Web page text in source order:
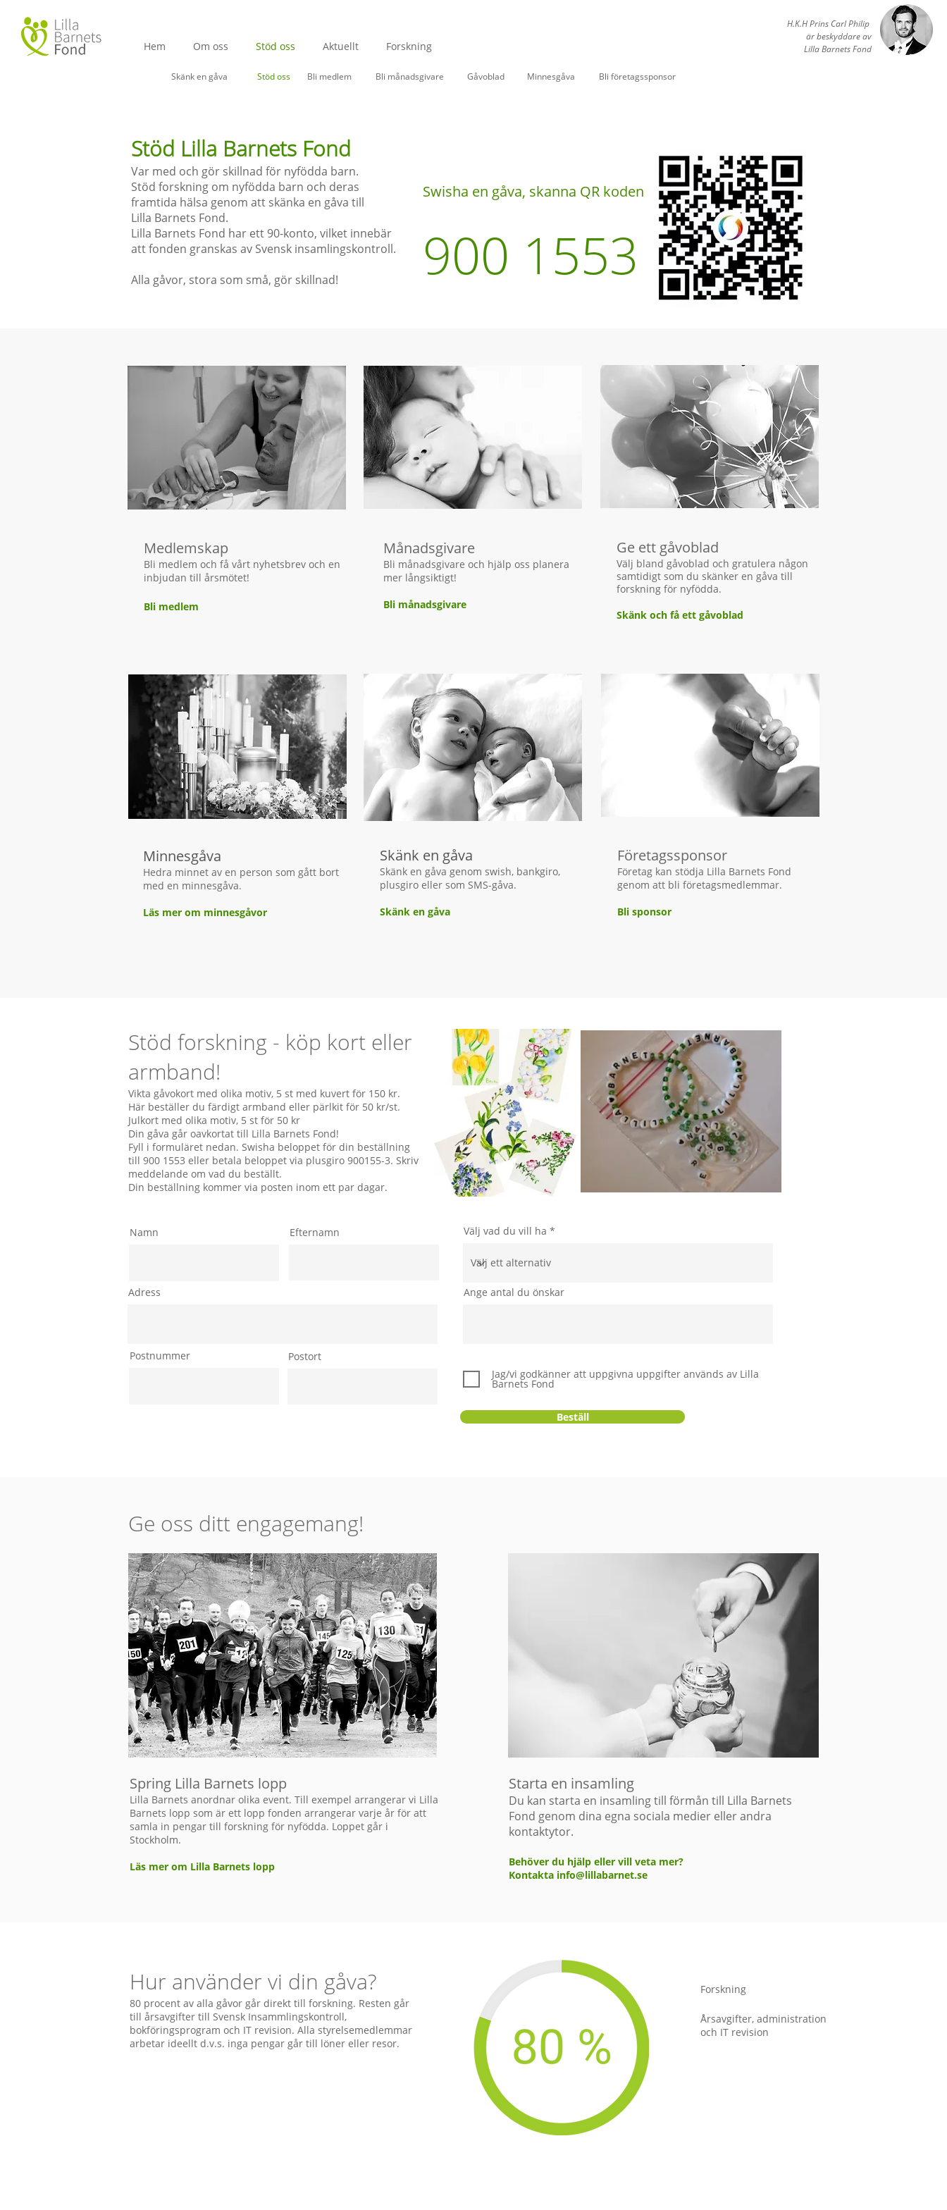
Hem Om oss Stöd oss Aktuellt Forskning
H.K.H Prins Carl Philip
är beskyddare av
Lilla Barnets Fond
Skänk en gåva Stöd oss Bli medlem Bli månadsgivare Gåvoblad Minnesgåva Bli företagssponsor
Stöd Lilla Barnets Fond
Var med och gör skillnad för nyfödda barn.
Stöd forskning om nyfödda barn och deras
framtida hälsa genom att skänka en gåva till
Lilla Barnets Fond.
Lilla Barnets Fond har ett 90-konto, vilket innebär
att fonden granskas av Svensk insamlingskontroll.
Alla gåvor, stora som små, gör skillnad!
Swisha en gåva, skanna QR koden
900 1553
Medlemskap
Bli medlem och få vårt nyhetsbrev och en
inbjudan till årsmötet!
Bli medlem
Månadsgivare
Bli månadsgivare och hjälp oss planera
mer långsiktigt!
Bli månadsgivare
Ge ett gåvoblad
Välj bland gåvoblad och gratulera någon
samtidigt som du skänker en gåva till
forskning för nyfödda.
Skänk och få ett gåvoblad
Minnesgåva
Hedra minnet av en person som gått bort
med en minnesgåva.
Läs mer om minnesgåvor
Skänk en gåva
​Skänk en gåva genom swish, bankgiro,
plusgiro eller som SMS-gåva.
Skänk en gåva
Företagssponsor
Företag kan stödja Lilla Barnets Fond
genom att bli företagsmedlemmar.
Bli sponsor
Stöd forskning - köp kort eller
armband!
Vikta gåvokort med olika motiv, 5 st med kuvert för 150 kr.
Här beställer du färdigt armband eller pärlkit för 50 kr/st.
Julkort med olika motiv, 5 st för 50 kr
Din gåva går oavkortat till Lilla Barnets Fond!
Fyll i formuläret nedan. Swisha beloppet för din beställning
till 900 1553 eller betala beloppet via plusgiro 900155-3. Skriv
meddelande om vad du beställt.
Din beställning kommer via posten inom ett par dagar.
Namn Efternamn
Adress
Välj vad du vill ha
Ange antal du önskar
Postnummer
Postort
Jag/vi godkänner att uppgivna uppgifter används av Lilla
Barnets Fond
Beställ
Starta en insamling
Du kan starta en insamling till förmån till Lilla Barnets
Fond genom dina egna sociala medier eller andra
kontaktytor.
Behöver du hjälp eller vill veta mer?
Kontakta info@lillabarnet.se
Ge oss ditt engagemang!
Spring Lilla Barnets lopp
Lilla Barnets anordnar olika event. Till exempel arrangerar vi Lilla
Barnets lopp som är ett lopp fonden arrangerar varje år för att
samla in pengar till forskning för nyfödda. Loppet går i
Stockholm.
Läs mer om Lilla Barnets lopp
Hur använder vi din gåva?
80 procent av alla gåvor går direkt till forskning. Resten går
till årsavgifter till Svensk Insammlingskontroll,
bokföringsprogram och IT revision. Alla styrelsemedlemmar
arbetar ideellt d.v.s. inga pengar går till löner eller resor.
Forskning
Årsavgifter, administration
och IT revision